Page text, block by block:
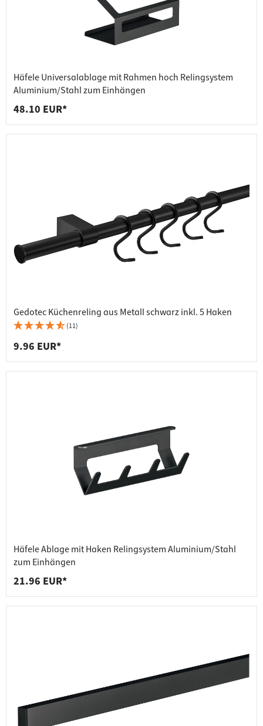
Häfele Universalablage mit Rahmen hoch Relingsystem
Aluminium/Stahl zum Einhängen
48.10 EUR*
Gedotec Küchenreling aus Metall schwarz inkl. 5 Haken
(11)
9.96 EUR*
Häfele Ablage mit Haken Relingsystem Aluminium/Stahl
zum Einhängen
21.96 EUR*